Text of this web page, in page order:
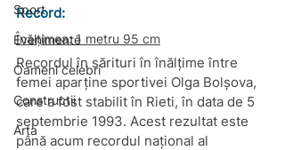
Sport
Evenimente
Oameni celebri
Constructii
Arta
Record:
Înălțimea: 1 metru 95 cm
Recordul în sărituri în înălțime între
femei aparține sportivei Olga Bolșova,
care a fost stabilit în Rieti, în data de 5
septembrie 1993. Acest rezultat este
până acum recordul național al